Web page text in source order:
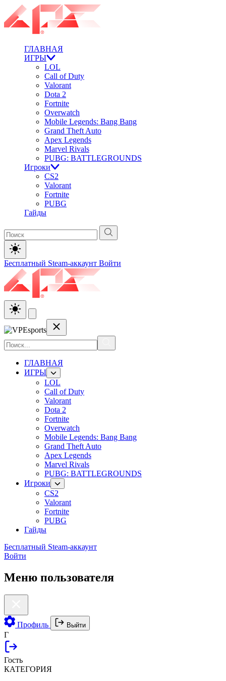
ГЛАВНАЯ
ИГРЫ
LOL
Call of Duty
Valorant
Dota 2
Fortnite
Overwatch
Mobile Legends: Bang Bang
Grand Theft Auto
Apex Legends
Marvel Rivals
PUBG: BATTLEGROUNDS
Игроки
CS2
Valorant
Fortnite
PUBG
Гайды
Бесплатный Steam-аккаунт Войти
ГЛАВНАЯ
ИГРЫ
LOL
Call of Duty
Valorant
Dota 2
Fortnite
Overwatch
Mobile Legends: Bang Bang
Grand Theft Auto
Apex Legends
Marvel Rivals
PUBG: BATTLEGROUNDS
Игроки
CS2
Valorant
Fortnite
PUBG
Гайды
Бесплатный Steam-аккаунт
Войти
Меню пользователя
Профиль Выйти
Г
Гость
КАТЕГОРИЯ